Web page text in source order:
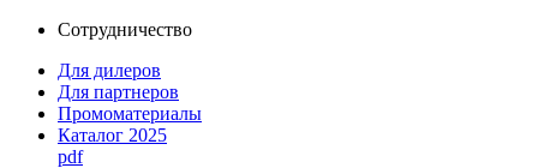
Сотрудничество
Для дилеров
Для партнеров
Промоматериалы
Каталог 2025
pdf